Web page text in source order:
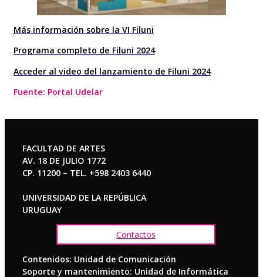
Más información sobre la VI Filuni
Programa completo de Filuni 2024
Acceder al video del lanzamiento de Filuni 2024
Fuente: Portal Udelar
FACULTAD DE ARTES
AV. 18 DE JULIO 1772
CP. 11200 – TEL. +598 2403 6440
UNIVERSIDAD DE LA REPÚBLICA
URUGUAY
Contactos
Contenidos: Unidad de Comunicación
Soporte y mantenimiento: Unidad de Informática